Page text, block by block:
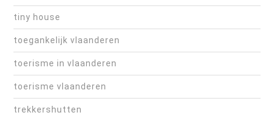
tiny house
toegankelijk vlaanderen
toerisme in vlaanderen
toerisme vlaanderen
trekkershutten